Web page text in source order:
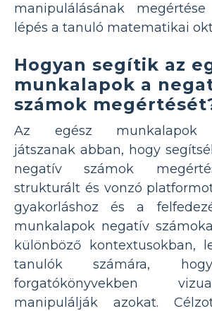
manipulálásának
lépés a tanuló matematikai
Hogyan segítik az
munkalapok a
számok
Az egész munkalapok
játszanak abban, hogy
negatív számok
strukturált és vonzó
gyakorláshoz és a
munkalapok negatív
különböző kontextusokban,
tanulók számára,
forgatókönyvekben
manipulálják azokat.